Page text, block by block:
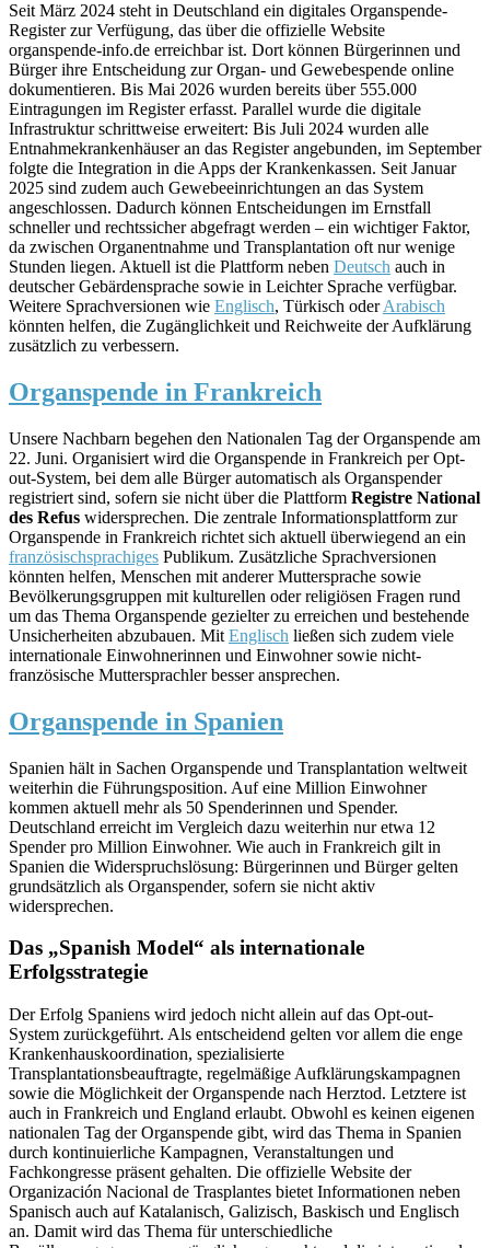
Seit März 2024 steht in Deutschland ein digitales Organspende-
Register zur Verfügung, das über die offizielle Website
organspende-info.de erreichbar ist. Dort können Bürgerinnen und
Bürger ihre Entscheidung zur Organ- und Gewebespende online
dokumentieren. Bis Mai 2026 wurden bereits über 555.000
Eintragungen im Register erfasst. Parallel wurde die digitale
Infrastruktur schrittweise erweitert: Bis Juli 2024 wurden alle
Entnahmekrankenhäuser an das Register angebunden, im September
folgte die Integration in die Apps der Krankenkassen. Seit Januar
2025 sind zudem auch Gewebeeinrichtungen an das System
angeschlossen. Dadurch können Entscheidungen im Ernstfall
schneller und rechtssicher abgefragt werden – ein wichtiger Faktor,
da zwischen Organentnahme und Transplantation oft nur wenige
Stunden liegen. Aktuell ist die Plattform neben Deutsch auch in
deutscher Gebärdensprache sowie in Leichter Sprache verfügbar.
Weitere Sprachversionen wie Englisch, Türkisch oderArabisch
könnten helfen, die Zugänglichkeit und Reichweite der Aufklärung
zusätzlich zu verbessern.
Organspende in Frankreich
Unsere Nachbarn begehen den Nationalen Tag der Organspende am
22. Juni. Organisiert wird die Organspende in Frankreich per Opt-
out-System, bei dem alle Bürger automatisch als Organspender
registriert sind, sofern sie nicht über die Plattform Registre National
des Refus widersprechen. Die zentrale Informationsplattform zur
Organspende in Frankreich richtet sich aktuell überwiegend an ein
französischsprachiges Publikum. Zusätzliche Sprachversionen
könnten helfen, Menschen mit anderer Muttersprache sowie
Bevölkerungsgruppen mit kulturellen oder religiösen Fragen rund
um das Thema Organspende gezielter zu erreichen und bestehende
Unsicherheiten abzubauen. Mit Englisch ließen sich zudem viele
internationale Einwohnerinnen und Einwohner sowie nicht-
französische Muttersprachler besser ansprechen.
Organspende in Spanien
Spanien hält in Sachen Organspende und Transplantation weltweit
weiterhin die Führungsposition. Auf eine Million Einwohner
kommen aktuell mehr als 50 Spenderinnen und Spender.
Deutschland erreicht im Vergleich dazu weiterhin nur etwa 12
Spender pro Million Einwohner. Wie auch in Frankreich gilt in
Spanien die Widerspruchslösung: Bürgerinnen und Bürger gelten
grundsätzlich als Organspender, sofern sie nicht aktiv
widersprechen.
Das „Spanish Model“ als internationale
Erfolgsstrategie
Der Erfolg Spaniens wird jedoch nicht allein auf das Opt-out-
System zurückgeführt. Als entscheidend gelten vor allem die enge
Krankenhauskoordination, spezialisierte
Transplantationsbeauftragte, regelmäßige Aufklärungskampagnen
sowie die Möglichkeit der Organspende nach Herztod. Letztere ist
auch in Frankreich und England erlaubt. Obwohl es keinen eigenen
nationalen Tag der Organspende gibt, wird das Thema in Spanien
durch kontinuierliche Kampagnen, Veranstaltungen und
Fachkongresse präsent gehalten. Die offizielle Website der
Organización Nacional de Trasplantes bietet Informationen neben
Spanisch auch auf Katalanisch, Galizisch, Baskisch und Englisch
an. Damit wird das Thema für unterschiedliche